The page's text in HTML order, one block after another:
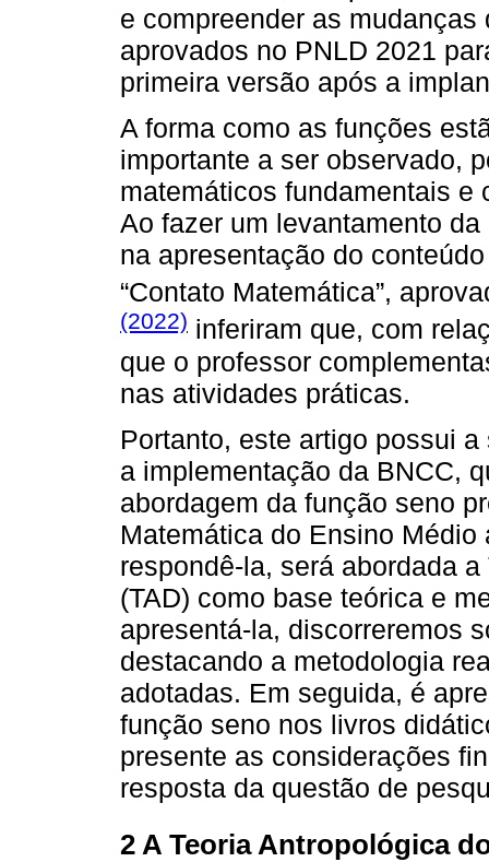
e compreender as
aprovados no PNLD 2021
primeira versão após a
A forma como as funções
importante a ser observado,
matemáticos fundamentais e
Ao fazer um levantamento
na apresentação do
“Contato Matemática”,
(2022) inferiram que, com
que o professor
nas atividades práticas.
Portanto, este artigo possui
a implementação da BNCC,
abordagem da função seno
Matemática do Ensino
respondê-la, será abordada
(TAD) como base teórica e
apresentá-la, discorreremos
destacando a metodologia
adotadas. Em seguida, é
função seno nos livros
presente as considerações
resposta da questão de
2 A Teoria Antropológica